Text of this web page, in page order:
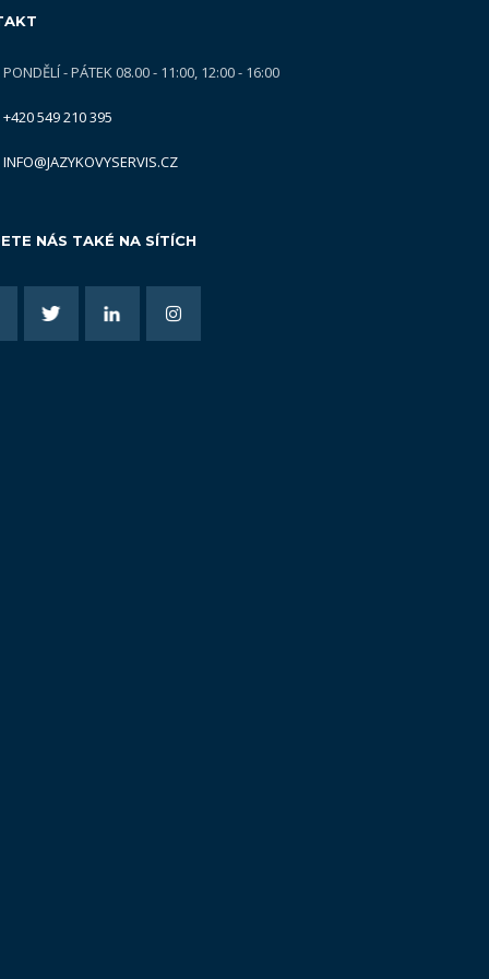
PONDĚLÍ - PÁTEK 08.00 - 11:00, 12:00 - 16:00
+420 549 210 395
INFO@JAZYKOVYSERVIS.CZ
NÁS TAKÉ NA SÍTÍCH